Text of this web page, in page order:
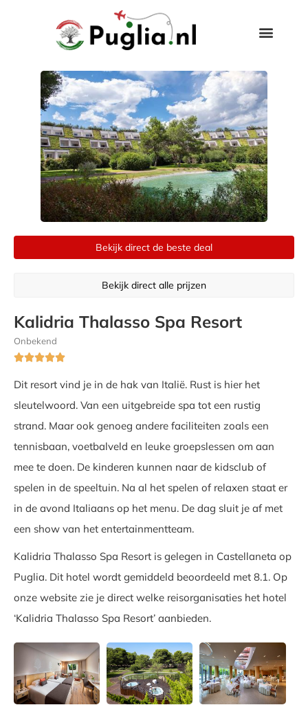
Bekijk direct de beste deal
Bekijk direct alle prijzen
Kalidria Thalasso Spa Resort
Onbekend

Dit resort vind je in de hak van Italië. Rust is hier het
sleutelwoord. Van een uitgebreide spa tot een rustig
strand. Maar ook genoeg andere faciliteiten zoals een
tennisbaan, voetbalveld en leuke groepslessen om aan
mee te doen. De kinderen kunnen naar de kidsclub of
spelen in de speeltuin. Na al het spelen of relaxen staat er
in de avond Italiaans op het menu. De dag sluit je af met
een show van het entertainmentteam.
Kalidria Thalasso Spa Resort is gelegen in Castellaneta op
Puglia. Dit hotel wordt gemiddeld beoordeeld met 8.1. Op
onze website zie je direct welke reisorganisaties het hotel
‘Kalidria Thalasso Spa Resort’ aanbieden.